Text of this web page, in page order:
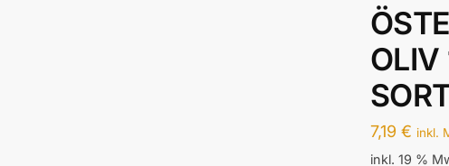
OLIV
7,19 € inkl.
inkl. 19 %